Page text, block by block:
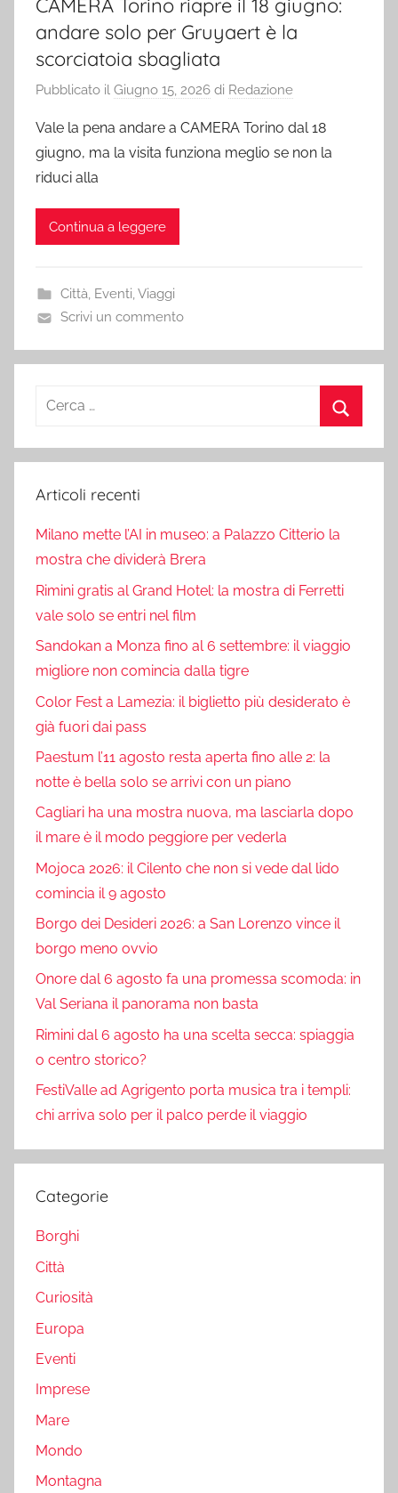
CAMERA Torino riapre il 18 giugno:
andare solo per Gruyaert è la
scorciatoia sbagliata
Pubblicato il Giugno 15, 2026 di Redazione
Vale la pena andare a CAMERA Torino dal 18
giugno, ma la visita funziona meglio se non la
riduci alla
Continua a leggere
Città, Eventi,Viaggi
Scrivi un commento
Ricerca
Articoli recenti
Milano mette l’AI in museo: a Palazzo Citterio la
mostra che dividerà Brera
Rimini gratis al Grand Hotel: la mostra di Ferretti
vale solo se entri nel film
Sandokan a Monza fino al 6 settembre: il viaggio
migliore non comincia dalla tigre
Color Fest a Lamezia: il biglietto più desiderato è
già fuori dai pass
Paestum l’11 agosto resta aperta fino alle 2: la
notte è bella solo se arrivi con un piano
Cagliari ha una mostra nuova, ma lasciarla dopo
il mare è il modo peggiore per vederla
Mojoca 2026: il Cilento che non si vede dal lido
comincia il 9 agosto
Borgo dei Desideri 2026: a San Lorenzo vince il
borgo meno ovvio
Onore dal 6 agosto fa una promessa scomoda: in
Val Seriana il panorama non basta
Rimini dal 6 agosto ha una scelta secca: spiaggia
o centro storico?
FestiValle ad Agrigento porta musica tra i templi:
chi arriva solo per il palco perde il viaggio
Categorie
Borghi
Città
Curiosità
Europa
Eventi
Imprese
Mare
Mondo
Montagna